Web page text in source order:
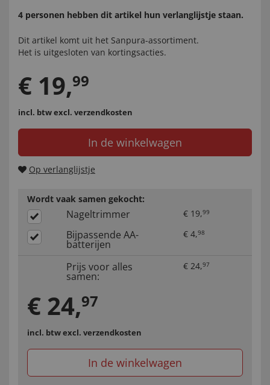
4 personen hebben dit artikel hun verlanglijstje staan.
Dit artikel komt uit het Sanpura-assortiment.
Het is uitgesloten van kortingsacties.
€ 19,99
incl. btwexcl. verzendkosten
In de winkelwagen
Op verlanglijstje
Wordt vaak samen gekocht:
Nageltrimmer € 19,99
Bijpassende AA-
batterijen
€ 4,98
Prijs voor alles
samen:
€ 24,97
€ 24,97
incl. btwexcl. verzendkosten
In de winkelwagen